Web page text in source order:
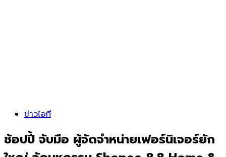
ข่าวไอที
ช้อปปี้ จับมือ ผู้จัดจำหน่ายเฟอร์นิเจอร์ยัก